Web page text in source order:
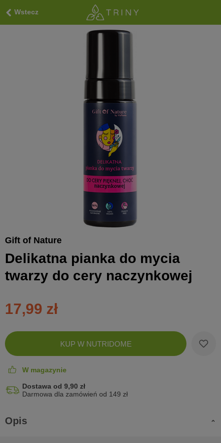
Wstecz
Gift of Nature
Delikatna pianka do mycia
twarzy do cery naczynkowej
17,99 zł
Zobacz
koszyk
KUP W NUTRIDOME
W magazynie
Dostawa od 9,90 zł
Darmowa dla zamówień od 149 zł
Opis